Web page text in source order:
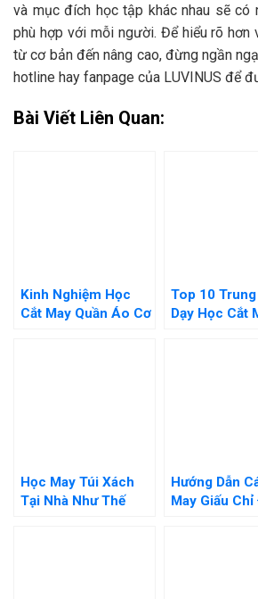
và mục đích học tập khác nhau sẽ có
phù hợp với mỗi người. Để hiểu rõ hơn
từ cơ bản đến nâng cao, đừng ngần
hotline hay fanpage của LUVINUS để
Bài Viết Liên Quan:
Kinh Nghiệm Học
Cắt May Quần Áo Cơ
Top 10 Trung
Dạy Học Cắt
Học May Túi Xách
Tại Nhà Như Thế
Hướng Dẫn
May Giấu Chỉ